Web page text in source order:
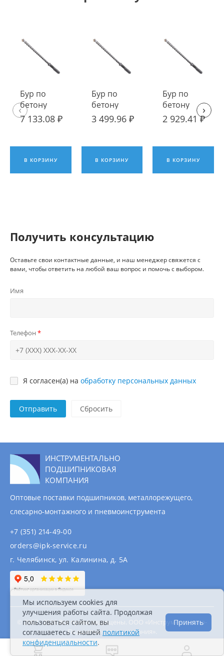
Бур по
бетону
SDS-Max
7 133.08 ₽
В КОРЗИНУ
Бур по
бетону
SDS-Max
3 499.96 ₽
В КОРЗИНУ
Бур по
бетону
SDS-Max
2 929.41 ₽
В КОРЗИНУ
‹ ›
Получить консультацию
Оставьте свои контактные данные, и наш менеджер свяжется с
вами, чтобы ответить на любой ваш вопрос и помочь с выбором.
Имя
Телефон
Я согласен(а) на обработку персональных данных
Отправить
ИНСТРУМЕНТАЛЬНО
ПОДШИПНИКОВАЯ
КОМПАНИЯ
Оптовые поставки подшипников, металлорежущего,
слесарно-монтажного и пневмоинструмента
+7 (351) 214-49-00
orders@ipk-service.ru
г. Челябинск, ул. Калинина, д. 5А
© 2007 - 2026 Все права защищены. ООО «Инструментально-
Подшипниковая компания».
Информация на сайте не является публичной
Политика конфиденциальности
Мы используем cookies для
улучшения работы сайта. Продолжая
пользоваться сайтом, вы
соглашаетесь с нашей политикой
конфиденциальности.
Принять